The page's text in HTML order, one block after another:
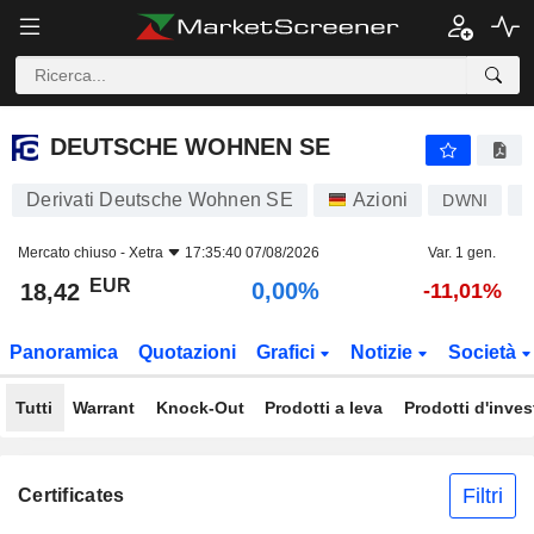
DEUTSCHE WOHNEN SE
DEUTSCHE WOHNEN SE
Derivati Deutsche Wohnen SE Azioni DWNI
Mercato chiuso - Xetra 17:35:40 07/08/2026 Var. 1 gen.
18,42 EUR 0,00% -11,01%
Panoramica Quotazioni Grafici Notizie Società
Tutti Warrant Knock-Out Prodotti a leva Prodotti
Certificates Filtri